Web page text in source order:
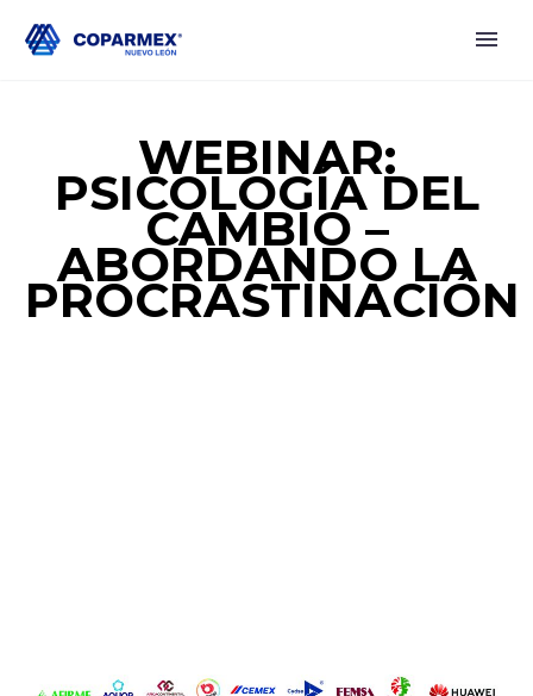
WEBINAR:
PSICOLOGÍA DEL
CAMBIO –
ABORDANDO LA
PROCRASTINACIÓN